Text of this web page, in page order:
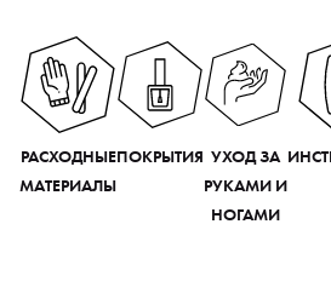
РАСХОДНЫЕ
МАТЕРИАЛЫ
ПОКРЫТИЯ УХОД ЗА
РУКАМИ И
НОГАМИ